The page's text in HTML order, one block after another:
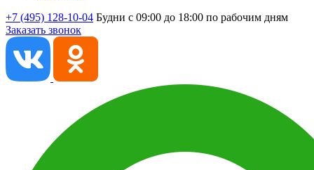
+7 (495) 128-10-04 Будни с 09:00 до 18:00 по рабочим дням
Заказать звонок